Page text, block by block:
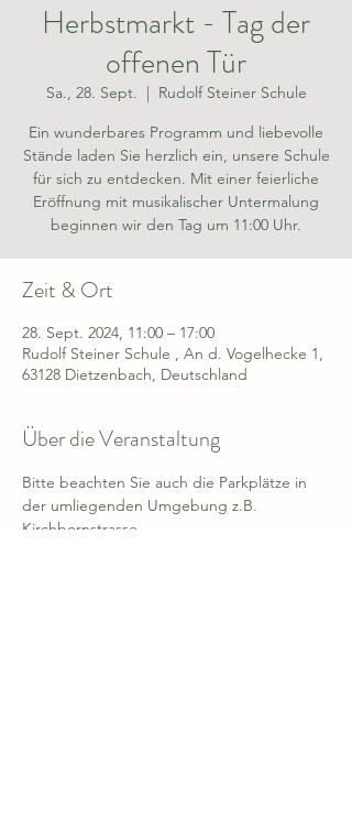
Herbstmarkt - Tag der
offenen Tür
Sa., 28. Sept.
  |
Rudolf Steiner Schule
Ein wunderbares Programm und liebevolle
Stände laden Sie herzlich ein, unsere Schule
für sich zu entdecken. Mit einer feierliche
Eröffnung mit musikalischer Untermalung
beginnen wir den Tag um 11:00 Uhr.
Zeit & Ort
28. Sept. 2024, 11:00 – 17:00
Rudolf Steiner Schule , An d. Vogelhecke 1,
63128 Dietzenbach, Deutschland
Über die Veranstaltung
Bitte beachten Sie auch die Parkplätze in
der umliegenden Umgebung z.B.
Kirchbornstrasse.